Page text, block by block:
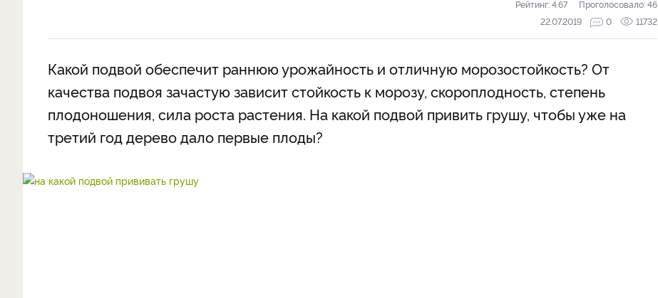
Рейтинг:4.67 Проголосовало:46
22.07.2019
0 11732
Какой подвой обеспечит раннюю урожайность и отличную морозостойкость? От
качества подвоя зачастую зависит стойкость к морозу, скороплодность, степень
плодоношения, сила роста растения. На какой подвой привить грушу, чтобы уже на
третий год дерево дало первые плоды?